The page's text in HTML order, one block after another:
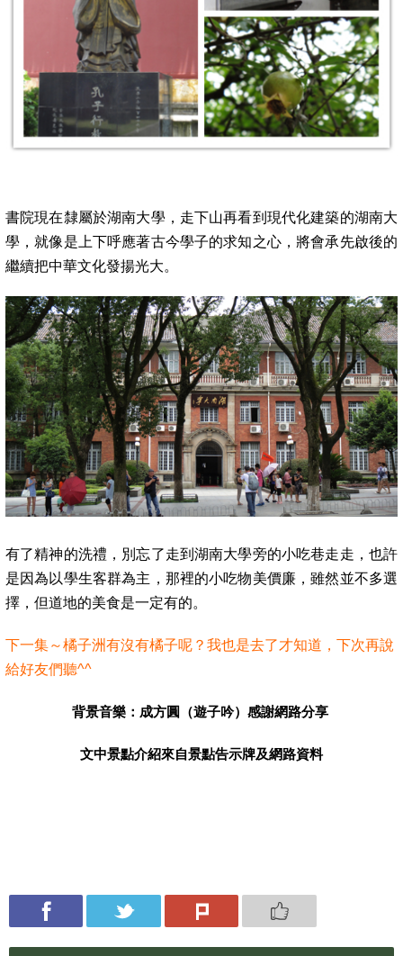
書院現在隸屬於湖南大學，走下山再看到現代化建築的湖南大
學，就像是上下呼應著古今學子的求知之心，將會承先啟後的
繼續把中華文化發揚光大。
有了精神的洗禮，別忘了走到湖南大學旁的小吃巷走走，也許
是因為以學生客群為主，那裡的小吃物美價廉，雖然並不多選
擇，但道地的美食是一定有的。
下一集～橘子洲有沒有橘子呢？我也是去了才知道，下次再說
給好友們聽^^
背景音樂：成方圓（遊子吟）感謝網路分享
文中景點介紹來自景點告示牌及網路資料